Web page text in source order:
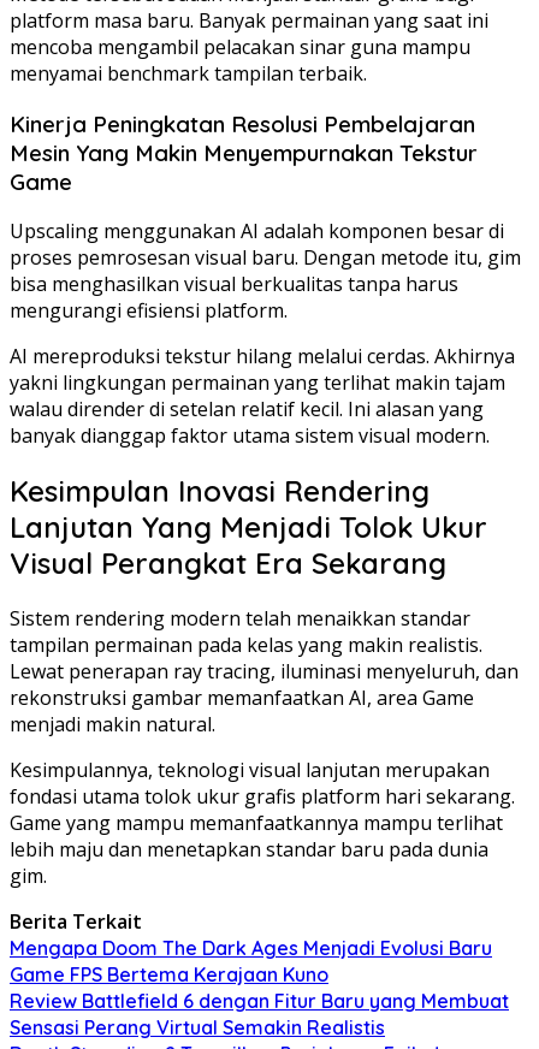
platform masa baru. Banyak permainan yang saat ini
mencoba mengambil pelacakan sinar guna mampu
menyamai benchmark tampilan terbaik.
Kinerja Peningkatan Resolusi Pembelajaran
Mesin Yang Makin Menyempurnakan Tekstur
Game
Upscaling menggunakan AI adalah komponen besar di
proses pemrosesan visual baru. Dengan metode itu, gim
bisa menghasilkan visual berkualitas tanpa harus
mengurangi efisiensi platform.
AI mereproduksi tekstur hilang melalui cerdas. Akhirnya
yakni lingkungan permainan yang terlihat makin tajam
walau dirender di setelan relatif kecil. Ini alasan yang
banyak dianggap faktor utama sistem visual modern.
Kesimpulan Inovasi Rendering
Lanjutan Yang Menjadi Tolok Ukur
Visual Perangkat Era Sekarang
Sistem rendering modern telah menaikkan standar
tampilan permainan pada kelas yang makin realistis.
Lewat penerapan ray tracing, iluminasi menyeluruh, dan
rekonstruksi gambar memanfaatkan AI, area Game
menjadi makin natural.
Kesimpulannya, teknologi visual lanjutan merupakan
fondasi utama tolok ukur grafis platform hari sekarang.
Game yang mampu memanfaatkannya mampu terlihat
lebih maju dan menetapkan standar baru pada dunia
gim.
Berita Terkait
Mengapa Doom The Dark Ages Menjadi Evolusi Baru
Game FPS Bertema Kerajaan Kuno
Review Battlefield 6 dengan Fitur Baru yang Membuat
Sensasi Perang Virtual Semakin Realistis